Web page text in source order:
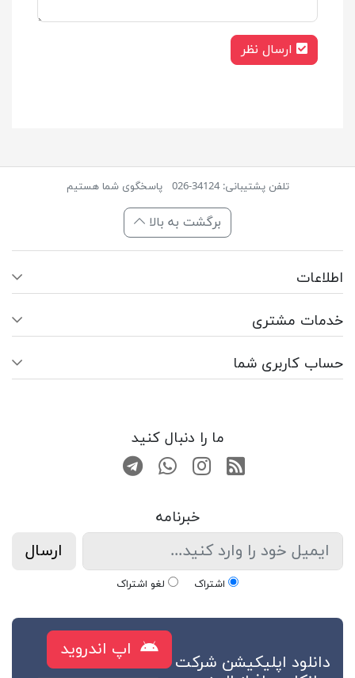
ارسال نظر
تلفن پشتیبانی: 34124-026 پاسخگوی شما هستیم
برگشت به بالا
اطلاعات
خدمات مشتری
حساب کاربری شما
ما را دنبال کنید
RSS صفحه اینستاگرام
تماس با واتس اپ
کانال تلگرام
خبرنامه
ارسال
اشتراک لغو اشتراک
دانلود اپلیکیشن شرکت
اپ اندروید